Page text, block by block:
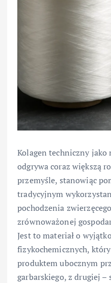
Kolagen techniczny
odgrywa coraz większą
przemyśle, stanowiąc
tradycyjnym
pochodzenia
zrównoważonej
Jest to materiał o
fizykochemicznych,
produktem ubocznym
garbarskiego, z drugiej –